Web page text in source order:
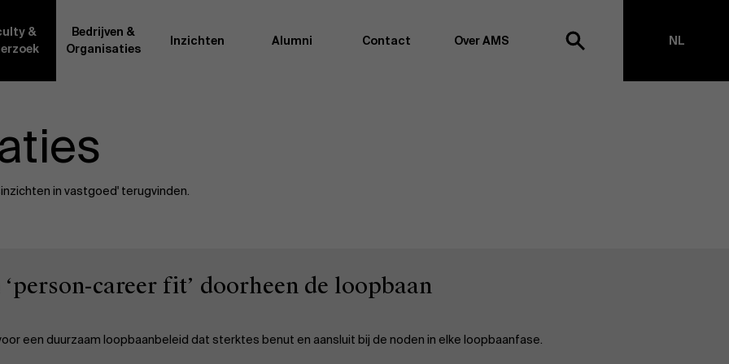
&
of gedeeld met de
de AMS faculty
groep academici uit
en lesgevers met
Bedrijven &
Organisaties
Inzichten Alumni Contact Over AMS NL
in vastgoed' terugvinden.
career fit’ doorheen de loopbaan
een duurzaam loopbaanbeleid dat sterktes benut en aansluit bij de noden in elke loopbaanfase.